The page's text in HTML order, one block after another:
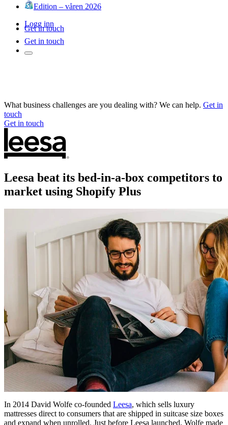
Edition – våren 2026
Logg inn
Get in touch
Get in touch
What business challenges are you dealing with? We can help. Get in
touch
Get in touch
Leesa beat its bed-in-a-box competitors to
market using Shopify Plus
In 2014 David Wolfe co-founded Leesa, which sells luxury
mattresses direct to consumers that are shipped in suitcase size boxes
and expand when unrolled. Just before Leesa launched, Wolfe made